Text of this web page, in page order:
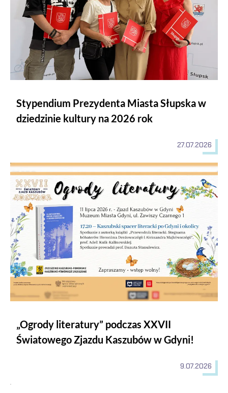
Stypendium Prezydenta Miasta Słupska w
dziedzinie kultury na 2026 rok
27.07.2026
„Ogrody literatury” podczas XXVII
Światowego Zjazdu Kaszubów w Gdyni!
9.07.2026
„Ogrody literatury” podczas XXVII Światowego Zjazdu